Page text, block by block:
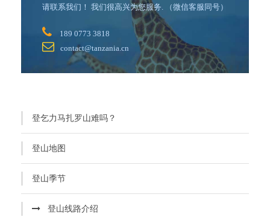
请联系我们！ 我们很高兴为您服务. （微信客服同号）
189 0773 3818
contact@tanzania.cn
登乞力马扎罗山难吗？
登山地图
登山季节
登山线路介绍